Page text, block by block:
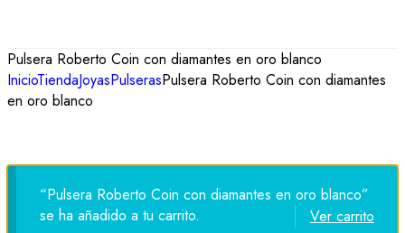
Pulsera Roberto Coin con diamantes en oro blanco
InicioTiendaJoyasPulserasPulsera Roberto Coin con diamantes
en oro blanco
“Pulsera Roberto Coin con diamantes en oro blanco”
se ha añadido a tu carrito.
Ver carrito